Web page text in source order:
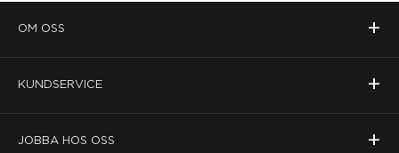
OM OSS +
KUNDSERVICE +
JOBBA HOS OSS +